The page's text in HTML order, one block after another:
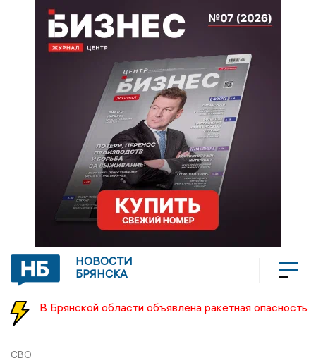
НОВОСТИ
БРЯНСКА
В Брянской области объявлена ракетная опасность
СВО